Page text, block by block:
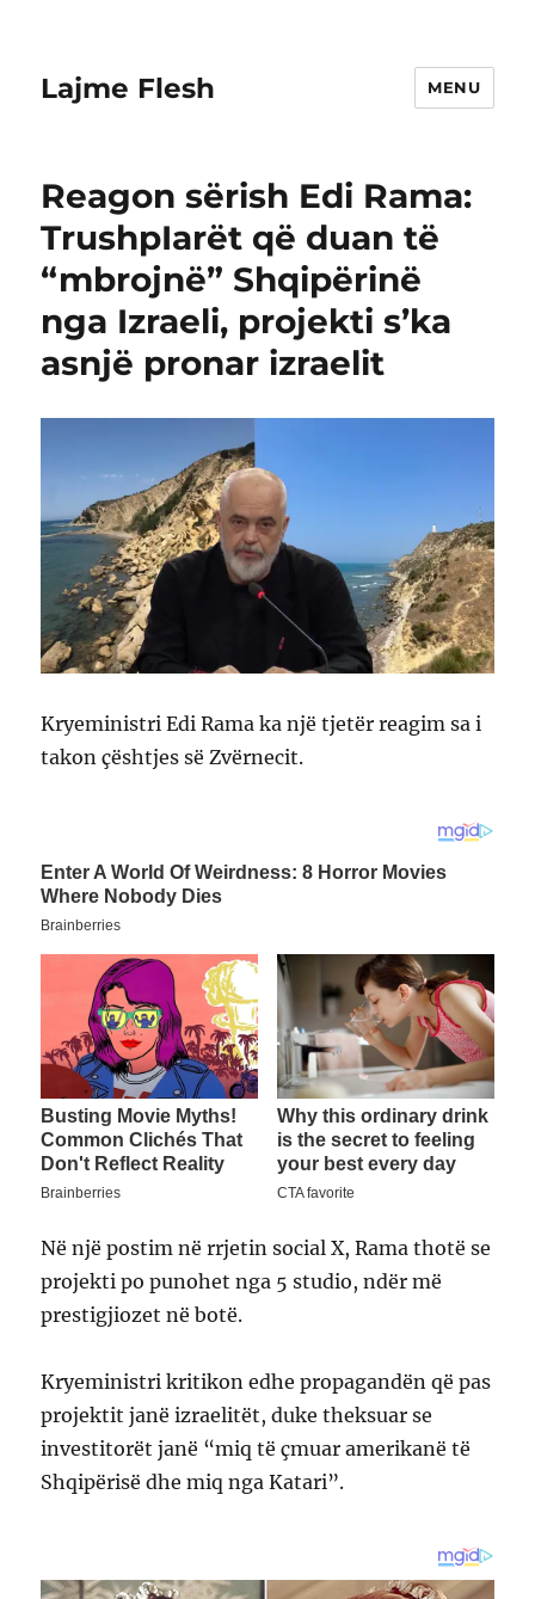
Lajme Flesh MENU
Reagon sërish Edi Rama:
TrushpIarët që duan të
“mbrojnë” Shqipërinë
nga Izraeli, projekti s’ka
asnjë pronar izraelit
Kryeministri Edi Rama ka një tjetër reagim sa i
takon çështjes së Zvërnecit.
Në një postim në rrjetin social X, Rama thotë se
projekti po punohet nga 5 studio, ndër më
prestigjiozet në botë.
Kryeministri kritikon edhe propagandën që pas
projektit janë izraelitët, duke theksuar se
investitorët janë “miq të çmuar amerikanë të
Shqipërisë dhe miq nga Katari”.